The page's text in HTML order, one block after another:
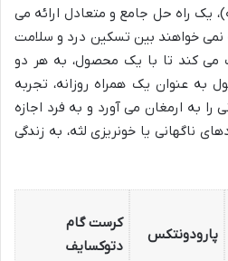
یک راه حل جامع و متعادل ارائه می
نمی خواهند بین تسکین درد و سلامت
می کند تا با یک محصول، به هر دو
عنوان یک همراه روزانه، تجربه
به ارمغان می آورد و به فرد اجازه
ناگهانی یا خونریزی لثه، به زندگی
پارودونتکس
کرست گام
دتوکسایف